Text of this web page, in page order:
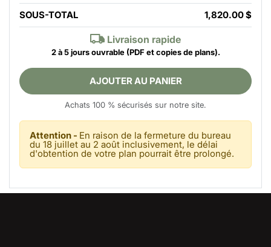
SOUS-TOTAL 1,820.00 $
Livraison rapide
2 à 5 jours ouvrable(PDF et copies de plans).
AJOUTER AU PANIER
Achats 100 % sécurisés sur notre site.
Attention - En raison de la fermeture du bureau
du 18 juillet au 2 août inclusivement, le délai
d'obtention de votre plan pourrait être prolongé.